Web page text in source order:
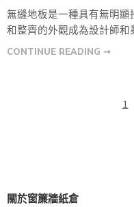
無縫地板是一種具有無明
和整齊的外觀成為設計師
CONTINUE READING ➞
1
關於窗簾牆紙倉